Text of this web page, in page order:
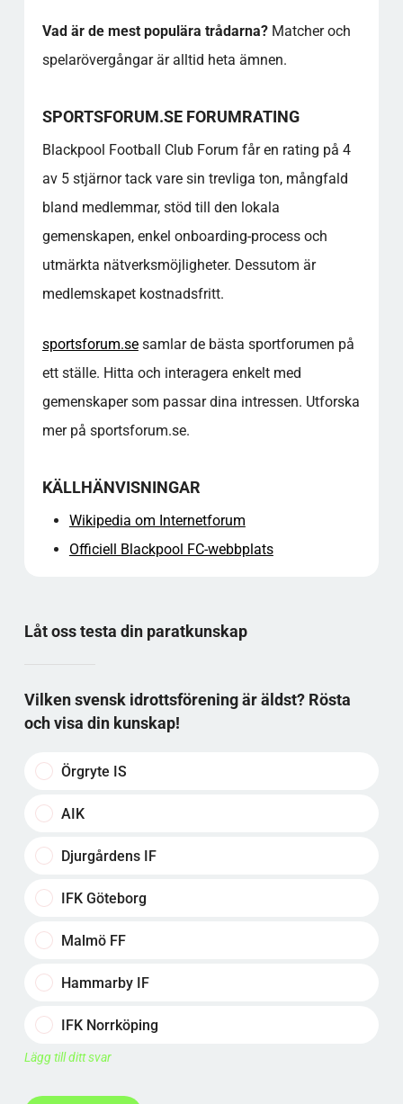
Vad är de mest populära trådarna?Matcher och
spelarövergångar är alltid heta ämnen.
SPORTSFORUM.SE FORUMRATING
Blackpool Football Club Forum får en rating på 4
av 5 stjärnor tack vare sin trevliga ton, mångfald
bland medlemmar, stöd till den lokala
gemenskapen, enkel onboarding-process och
utmärkta nätverksmöjligheter. Dessutom är
medlemskapet kostnadsfritt.
sportsforum.sesamlar de bästa sportforumen på
ett ställe. Hitta och interagera enkelt med
gemenskaper som passar dina intressen. Utforska
mer på sportsforum.se.
KÄLLHÄNVISNINGAR
Wikipedia om Internetforum
Officiell Blackpool FC-webbplats
Låt oss testa din paratkunskap
Vilken svensk idrottsförening är äldst? Rösta
och visa din kunskap!
Örgryte IS
AIK
Djurgårdens IF
IFK Göteborg
Malmö FF
Hammarby IF
IFK Norrköping
Lägg till ditt svar